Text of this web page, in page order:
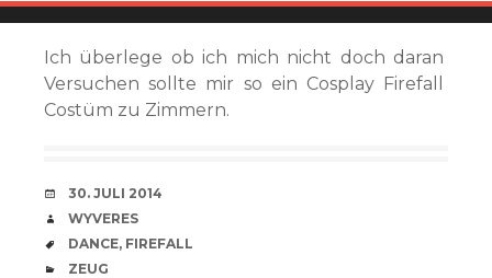
Ich überlege ob ich mich nicht doch daran
Versuchen sollte mir so ein Cosplay Firefall
Costüm zu Zimmern.
VERABREDUNG
30. JULI 2014
VERFASSER
WYVERES
SCHLAGWÖRTER
DANCE, FIREFALL
CATEGORIES
ZEUG